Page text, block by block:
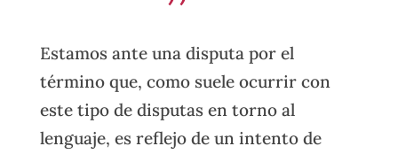
Estamos ante una disputa por el
término que, como suele ocurrir con
este tipo de disputas en torno al
lenguaje, es reflejo de un intento de